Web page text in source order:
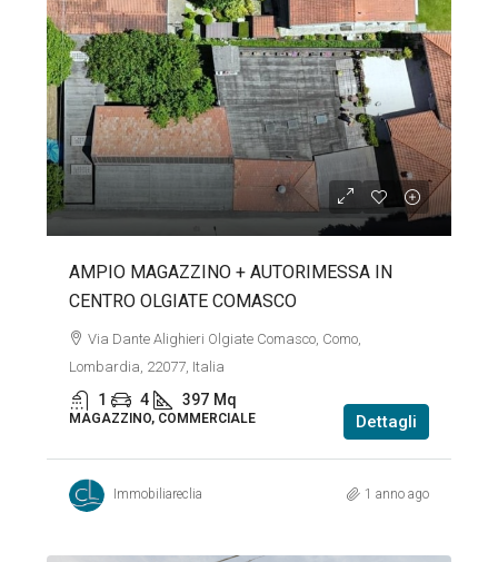
AMPIO MAGAZZINO + AUTORIMESSA IN
CENTRO OLGIATE COMASCO
Via Dante Alighieri Olgiate Comasco, Como,
Lombardia, 22077, Italia
1 4 397 Mq
MAGAZZINO, COMMERCIALE Dettagli
Immobiliareclia 1 anno ago